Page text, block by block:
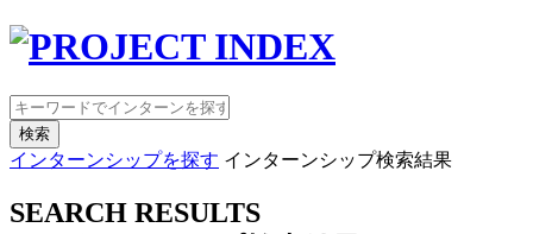
検索
インターンシップを探す インターンシップ検索結果
SEARCH RESULTS